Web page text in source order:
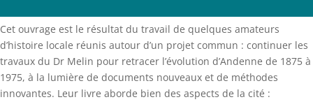
Cet ouvrage est le résultat du travail de quelques amateurs
d’histoire locale réunis autour d’un projet commun : continuer les
travaux du Dr Melin pour retracer l’évolution d’Andenne de 1875 à
1975, à la lumière de documents nouveaux et de méthodes
innovantes. Leur livre aborde bien des aspects de la cité :